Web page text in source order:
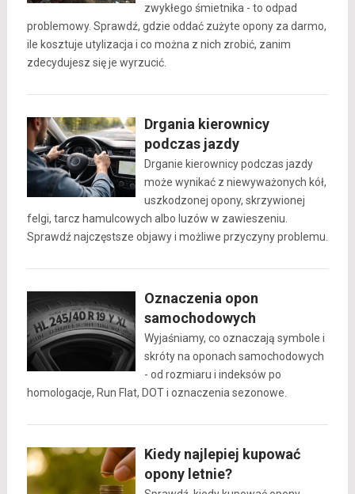
zwykłego śmietnika - to odpad
problemowy. Sprawdź, gdzie oddać zużyte opony za darmo,
ile kosztuje utylizacja i co można z nich zrobić, zanim
zdecydujesz się je wyrzucić.
Drgania kierownicy
podczas jazdy
Drganie kierownicy podczas jazdy
może wynikać z niewyważonych kół,
uszkodzonej opony, skrzywionej
felgi, tarcz hamulcowych albo luzów w zawieszeniu.
Sprawdź najczęstsze objawy i możliwe przyczyny problemu.
Oznaczenia opon
samochodowych
Wyjaśniamy, co oznaczają symbole i
skróty na oponach samochodowych
- od rozmiaru i indeksów po
homologacje, Run Flat, DOT i oznaczenia sezonowe.
Kiedy najlepiej kupować
opony letnie?